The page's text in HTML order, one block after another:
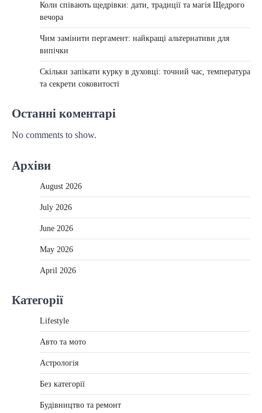
Коли співають щедрівки: дати, традиції та магія Щедрого
вечора
Чим замінити пергамент: найкращі альтернативи для
випічки
Скільки запікати курку в духовці: точний час, температура
та секрети соковитості
Останні коментарі
No comments to show.
Архіви
August 2026
July 2026
June 2026
May 2026
April 2026
Категорії
Lifestyle
Авто та мото
Астрологія
Без категорії
Будівництво та ремонт